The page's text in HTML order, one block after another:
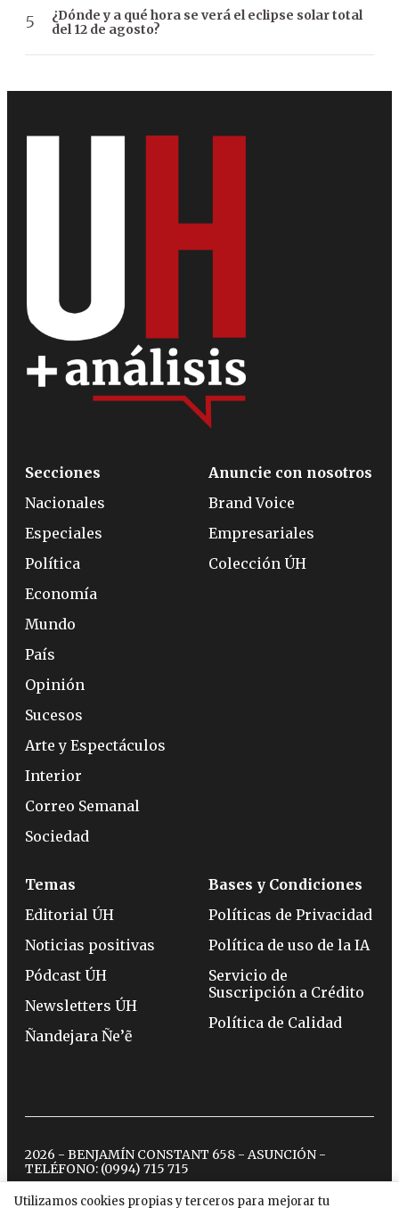
¿Dónde y a qué hora se verá el eclipse solar total
del 12 de agosto?
Utilizamos cookies propias y terceros para mejorar tu
Secciones
Nacionales
Especiales
Política
Economía
Mundo
País
Opinión
Sucesos
Arte y Espectáculos
Interior
Correo Semanal
Sociedad
Anuncie con nosotros
Brand Voice
Empresariales
Colección ÚH
Temas
Editorial ÚH
Noticias positivas
Pódcast ÚH
Newsletters ÚH
Ñandejara Ñe’ẽ
Bases y Condiciones
Políticas de Privacidad
Política de uso de la IA
Servicio de
Suscripción a Crédito
Política de Calidad
2026 - BENJAMÍN CONSTANT 658 - ASUNCIÓN -
TELÉFONO: (0994) 715 715